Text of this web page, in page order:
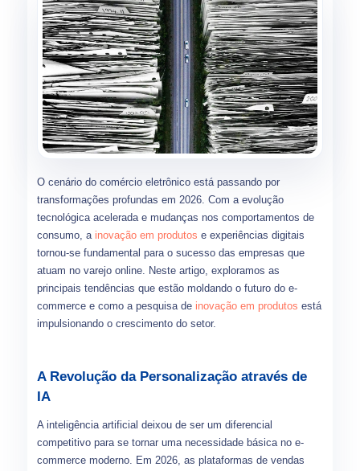
O cenário do comércio eletrônico está passando por
transformações profundas em 2026. Com a evolução
tecnológica acelerada e mudanças nos comportamentos de
consumo, a inovação em produtos e experiências digitais
tornou-se fundamental para o sucesso das empresas que
atuam no varejo online. Neste artigo, exploramos as
principais tendências que estão moldando o futuro do e-
commerce e como a pesquisa de inovação em produtos está
impulsionando o crescimento do setor.
A Revolução da Personalização através de
IA
A inteligência artificial deixou de ser um diferencial
competitivo para se tornar uma necessidade básica no e-
commerce moderno. Em 2026, as plataformas de vendas